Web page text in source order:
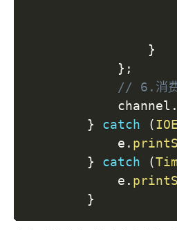
}
} ;
// 6.消
            channel
.
}
catch (
            e
.
}
catch (
            e
.
}